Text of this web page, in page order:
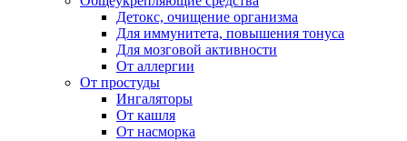
Детокс, очищение организма
Для иммунитета, повышения тонуса
Для мозговой активности
От аллергии
От простуды
Ингаляторы
От кашля
От насморка